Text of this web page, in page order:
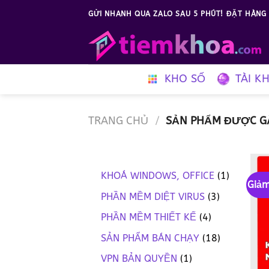
GỬI NHANH QUA ZALO SAU 5 PHÚT! ĐẶT HÀNG
KHO SỐ TÀI
TRANG CHỦ / SẢN PHẨM ĐƯỢC
KHOÁ WINDOWS, OFFICE 11
PHẦN MỀM DIỆT VIRUS 33
PHẦN MỀM THIẾT KẾ 44
sản
phẩm
SẢN PHẨM BÁN CHẠY 1818
VPN BẢN QUYỀN 11